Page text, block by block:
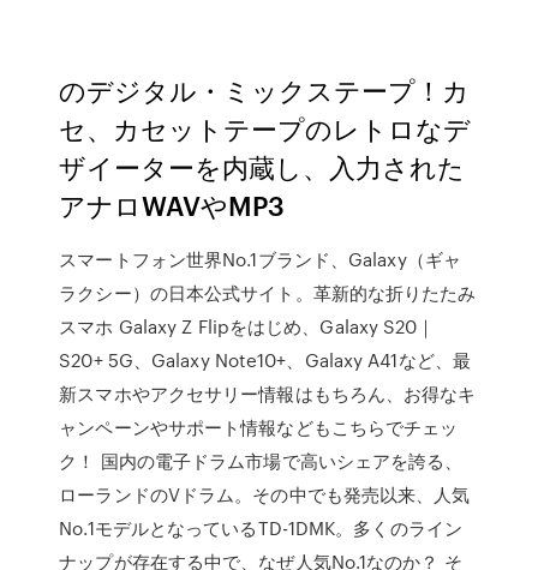
のデジタル・ミックステープ！カ
セ、カセットテープのレトロなデ
ザイーターを内蔵し、入力された
アナロWAVやMP3
スマートフォン世界No.1ブランド、Galaxy（ギャ
ラクシー）の日本公式サイト。革新的な折りたたみ
スマホ Galaxy Z Flipをはじめ、Galaxy S20｜
S20+ 5G、Galaxy Note10+、Galaxy A41など、最
新スマホやアクセサリー情報はもちろん、お得なキ
ャンペーンやサポート情報などもこちらでチェッ
ク！ 国内の電子ドラム市場で高いシェアを誇る、
ローランドのVドラム。その中でも発売以来、人気
No.1モデルとなっているTD-1DMK。多くのライン
ナップが存在する中で、なぜ人気No.1なのか？ そ